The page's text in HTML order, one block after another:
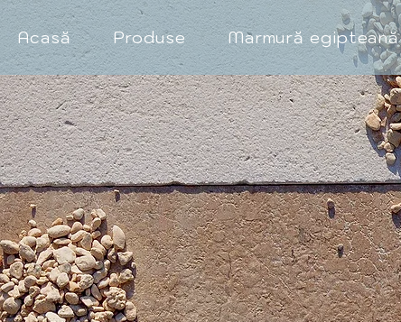
Acasă Produse Marmură egipteană